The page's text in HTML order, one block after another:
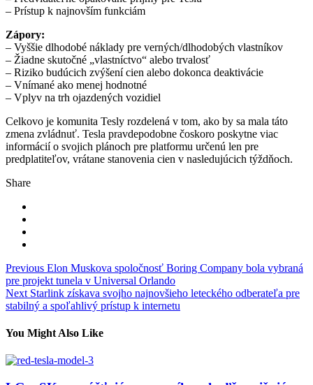
– Prístup k najnovším funkciám
Zápory:
– Vyššie dlhodobé náklady pre verných/dlhodobých vlastníkov
– Žiadne skutočné „vlastníctvo“ alebo trvalosť
– Riziko budúcich zvýšení cien alebo dokonca deaktivácie
– Vnímané ako menej hodnotné
– Vplyv na trh ojazdených vozidiel
Celkovo je komunita Tesly rozdelená v tom, ako by sa mala táto
zmena zvládnuť. Tesla pravdepodobne čoskoro poskytne viac
informácií o svojich plánoch pre platformu určenú len pre
predplatiteľov, vrátane stanovenia cien v nasledujúcich týždňoch.
Share
Navigace
pro
příspěvek
Previous Elon Muskova spoločnosť Boring Company bola vybraná
pre projekt tunela v Universal Orlando
Next Starlink získava svojho najnovšieho leteckého odberateľa pre
stabilný a spoľahlivý prístup k internetu
You Might Also Like